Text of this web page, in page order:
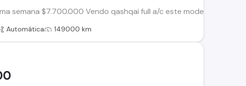
semana $7.700.000 Vendo qashqai full a/c este modelo trae 3
Automática 149000 km